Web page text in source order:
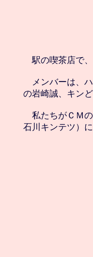
駅の喫茶店で
メンバーは、
の岩崎誠、キン
私たちがＣＭ